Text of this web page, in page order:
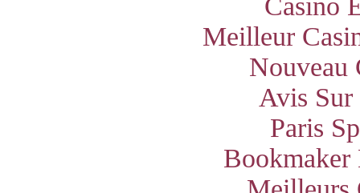
Meilleur
Nouveau
Avis Sur
Paris